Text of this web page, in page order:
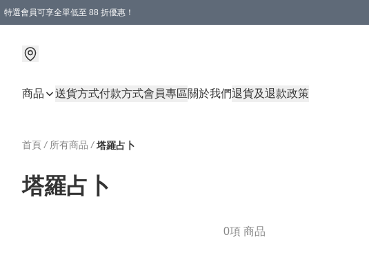
特選會員可享全單低至 88 折優惠！
商品 送貨方式付款方式會員專區關於我們退貨及退款政策
首頁 / 所有商品 / 塔羅占卜
塔羅占卜
0項 商品